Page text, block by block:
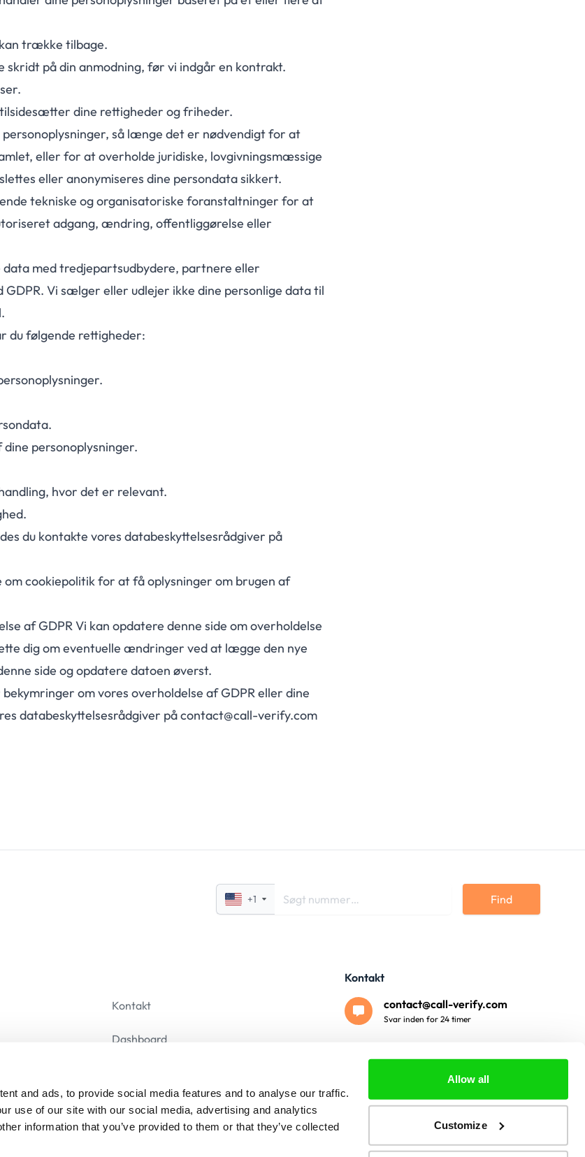
and ads, to provide social media features and to analyse our traffic.
use of our site with our social media, advertising and analytics
information that you’ve provided to them or that they’ve collected
Allow all
Customize
trække tilbage.
på din anmodning, før vi indgår en kontrakt.
dine rettigheder og friheder.
så længe det er nødvendigt for at
eller for at overholde juridiske, lovgivningsmæssige
eller anonymiseres dine persondata sikkert.
tekniske og organisatoriske foranstaltninger for at
adgang, ændring, offentliggørelse eller
data med tredjepartsudbydere, partnere eller
GDPR. Vi sælger eller udlejer ikke dine personlige data til
du følgende rettigheder:
personoplysninger.
hvor det er relevant.
du kontakte vores databeskyttelsesrådgiver på
om cookiepolitik for at få oplysninger om brugen af
af GDPR Vi kan opdatere denne side om overholdelse
dig om eventuelle ændringer ved at lægge den nye
side og opdatere datoen øverst.
om vores overholdelse af GDPR eller dine
databeskyttelsesrådgiver på contact@call-verify.com
+1 Find
Kontakt
Dashboard
Kontakt
contact@call-verify.com
Svar inden for 24 timer
Sikker betaling